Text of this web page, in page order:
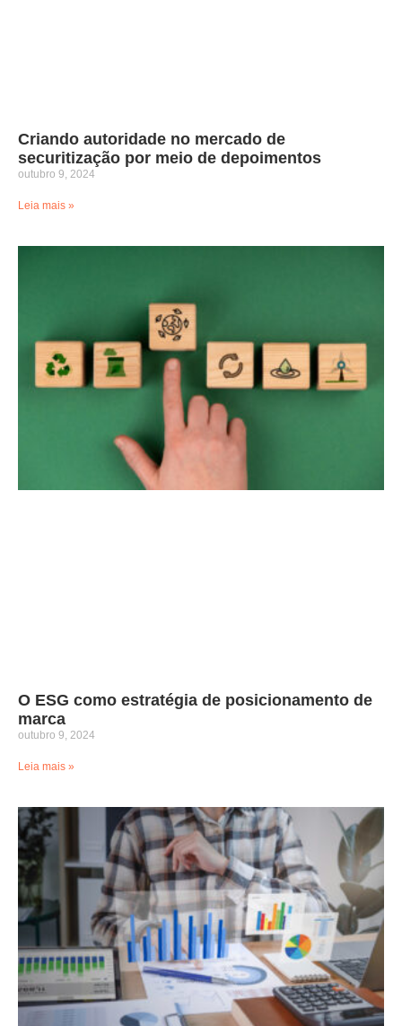
Criando autoridade no mercado de
securitização por meio de depoimentos
outubro 9, 2024
Leia mais »
O ESG como estratégia de posicionamento de
marca
outubro 9, 2024
Leia mais »